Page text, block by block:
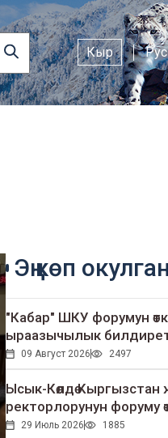
Кыр Рус
Эң көп окулган
"Кабар" ШКУ форумун
ыраазычылык
09 Август 2026 2497
Ысык-Көлдө
ректорлорунун форуму
29 Июль 2026 1885